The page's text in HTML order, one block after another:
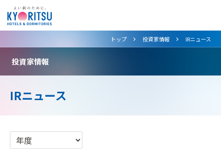
トップ >
投資家情報 >
IRニュース
投資家情報
IRニュース